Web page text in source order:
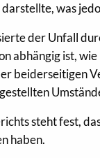
was
der Unfall
abhängig ist,
beiderseitigen
steht fest,
haben.